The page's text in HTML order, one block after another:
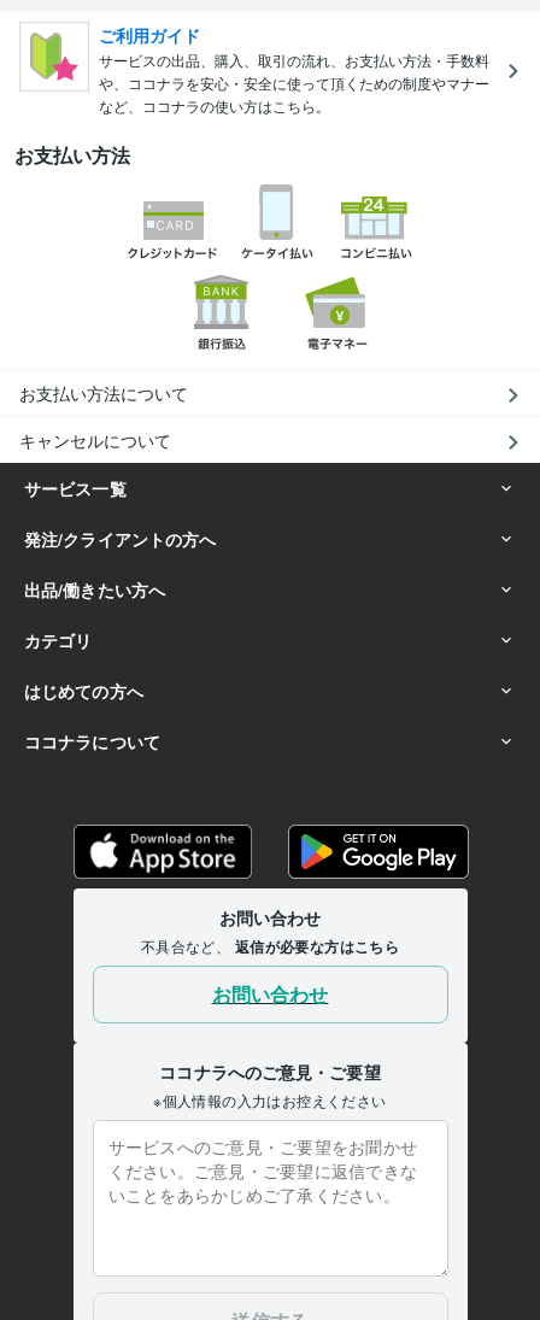
ご利用ガイド
サービスの出品、購入、取引の流れ、お支払い方法・手数料
や、ココナラを安心・安全に使って頂くための制度やマナー
など、ココナラの使い方はこちら。
お支払い方法
お支払い方法について
キャンセルについて